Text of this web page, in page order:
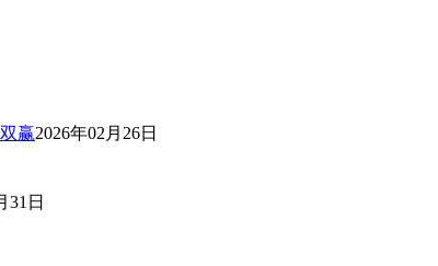
赢2026年02月26日
31日